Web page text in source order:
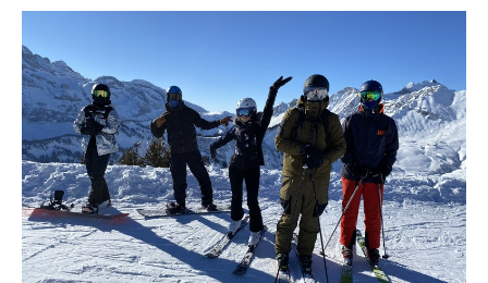
Langues
Sports et arts
Programmes à la carte
Inscriptions
Services
Programmes spéciaux
Inscriptions
FAQ
Découvrir
Services
Inscriptions
FAQ
IE PROGRAMME
L'ÉCOLE
Mission et valeur pédagogique
Vie scolaire
Atmosphère en classe
A propos de nous
Historique
Actualités
Contact